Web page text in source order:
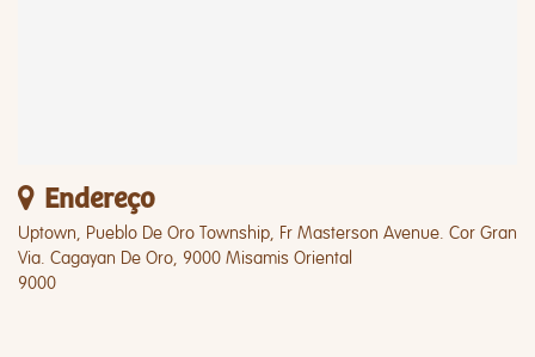
Endereço
Uptown, Pueblo De Oro Township, Fr Masterson Avenue. Cor Gran
Via. Cagayan De Oro, 9000 Misamis Oriental
9000